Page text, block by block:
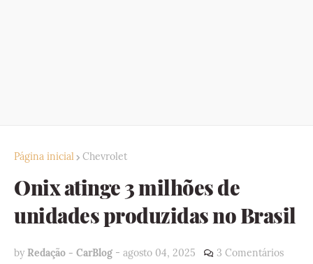
Página inicial Chevrolet
Onix atinge 3 milhões de
unidades produzidas no Brasil
by Redação - CarBlog - agosto 04, 2025 3 Comentários